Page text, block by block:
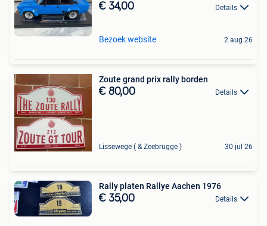
€ 34,00 Details
Bezoek website 2 aug 26
Zoute grand prix rally borden
€ 80,00 Details
Lissewege ( & Zeebrugge ) 30 jul 26
Rally platen Rallye Aachen 1976
€ 35,00 Details